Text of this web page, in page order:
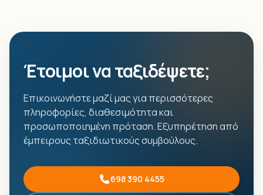
Έτοιμοι να ταξιδέψετε;
Επικοινωνήστε μαζί μας για περισσότερες
πληροφορίες, διαθεσιμότητα και
προσωποποιημένη πρόταση. Εξυπηρέτηση από
έμπειρους ταξιδιωτικούς συμβούλους.
698 390 4455